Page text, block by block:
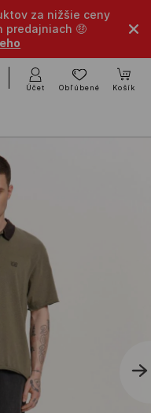
za nižšie ceny
predajniach 🤑
Účet Obľúbené Košík